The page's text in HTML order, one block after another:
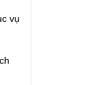
vụ